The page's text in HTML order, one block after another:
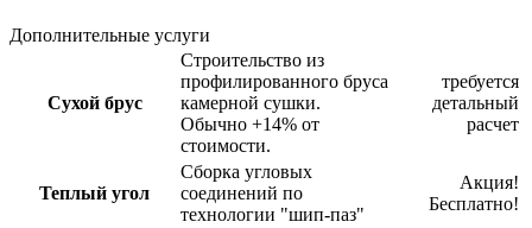
Дополнительные услуги
Сухой брус
Строительство из
профилированного бруса
камерной сушки.
Обычно +14% от
стоимости.
требуется
детальный
расчет
Теплый угол
Сборка угловых
соединений по
технологии "шип-паз"
Акция!
Бесплатно!